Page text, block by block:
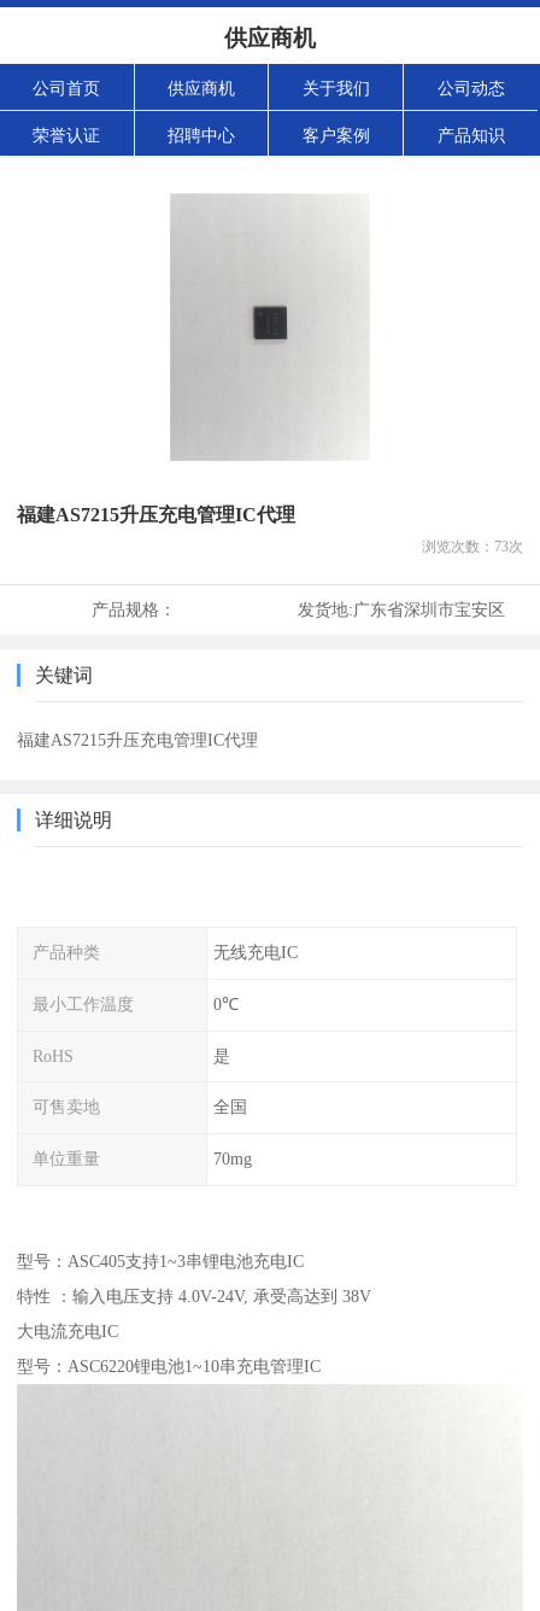
供应商机
公司首页 供应商机 关于我们 公司动态
荣誉认证 招聘中心 客户案例 产品知识
福建AS7215升压充电管理IC代理
浏览次数： 73次
产品规格： 发货地:广东省深圳市宝安区
关键词
福建AS7215升压充电管理IC代理
详细说明
产品种类 无线充电IC
最小工作温度 0℃
RoHS 是
可售卖地 全国
单位重量 70mg
型号：ASC405支持1~3串锂电池充电IC
特性 ：输入电压支持 4.0V-24V, 承受高达到 38V
大电流充电IC
型号：ASC6220锂电池1~10串充电管理IC